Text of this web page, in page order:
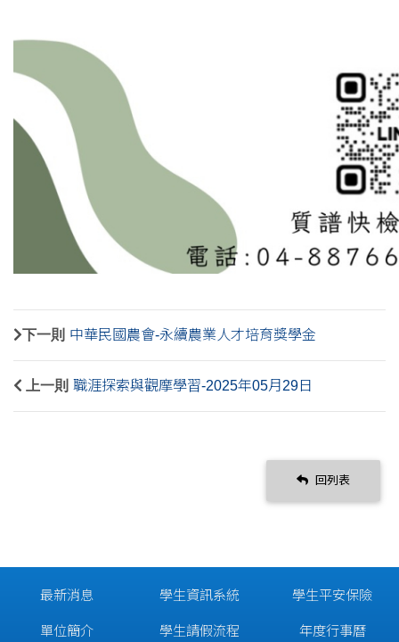
下一則 中華民國農會-永續農業人才培育獎學金
上一則 職涯探索與觀摩學習-2025年05月29日
回列表
最新消息
單位簡介
學生資訊系統
學生請假流程
學生平安保險
年度行事曆